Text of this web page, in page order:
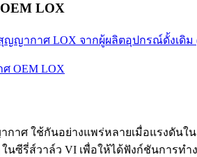
LOX
ศ ใช้กันอย่างแพร่หลายเมื่อแรงดันใ
ซีรี่ส์วาล์ว VI เพื่อให้ได้ฟังก์ชันการทำ